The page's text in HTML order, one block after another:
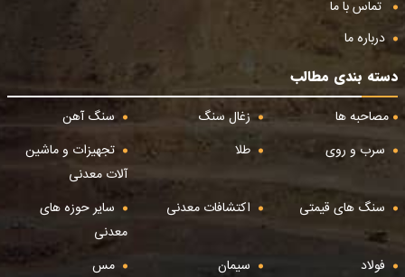
تماس با ما
درباره ما
دسته بندی مطالب
مصاحبه ها
زغال سنگ
سنگ آهن
سرب و روی
طلا
تجهیزات و ماشین
آلات معدنی
سنگ های قیمتی
اکتشافات معدنی
سایر حوزه های
معدنی
فولاد
سیمان مس